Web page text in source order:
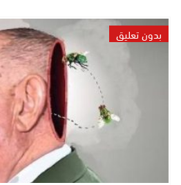
بدون تعليق